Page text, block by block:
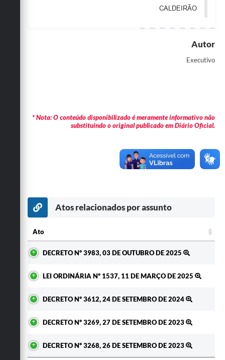
Contato
CALDEIRÃO
Autor
Executivo
* Nota: O conteúdo disponibilizado é meramente informativo não
substituindo o original publicado em Diário Oficial.
Atos relacionados por assunto
Ato
DECRETO Nº 3983, 03 DE OUTUBRO DE 2025
LEI ORDINÁRIA Nº 1537, 11 DE MARÇO DE 2025
DECRETO Nº 3612, 24 DE SETEMBRO DE 2024
DECRETO Nº 3269, 27 DE SETEMBRO DE 2023
DECRETO Nº 3268, 26 DE SETEMBRO DE 2023